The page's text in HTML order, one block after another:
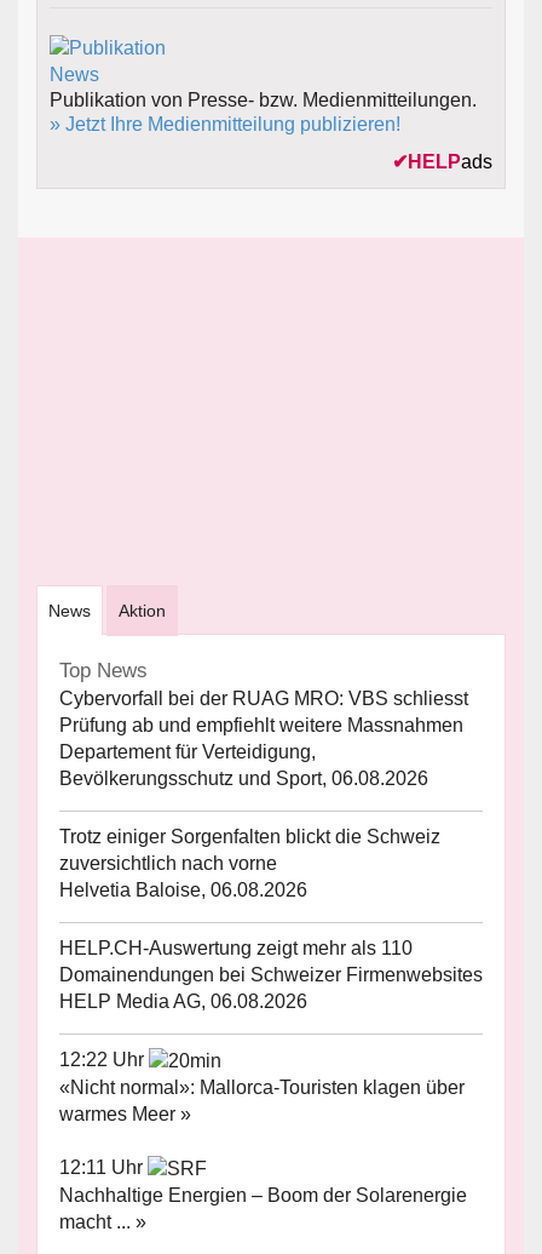
Publikation von Presse- bzw. Medienmitteilungen.
» Jetzt Ihre Medienmitteilung publizieren!
✔ HELPads
News Aktion
Top News
Cybervorfall bei der RUAG MRO: VBS schliesst
Prüfung ab und empfiehlt weitere Massnahmen
Departement für Verteidigung,
Bevölkerungsschutz und Sport, 06.08.2026
Trotz einiger Sorgenfalten blickt die Schweiz
zuversichtlich nach vorne
Helvetia Baloise, 06.08.2026
HELP.CH-Auswertung zeigt mehr als 110
Domainendungen bei Schweizer Firmenwebsites
HELP Media AG, 06.08.2026
12:22 Uhr
«Nicht normal»: Mallorca-Touristen klagen über
warmes Meer »
12:11 Uhr
Nachhaltige Energien – Boom der Solarenergie
macht ... »